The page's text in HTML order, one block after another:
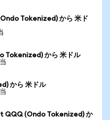
Tokenized) から 米ド
Tokenized) から 米ドル
から 米ドル
QQQ (Ondo Tokenized) か